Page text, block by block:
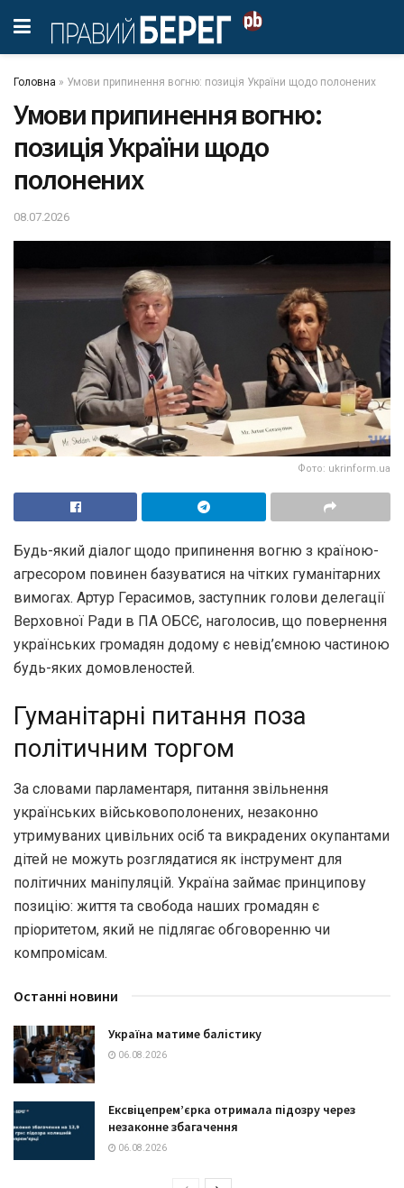
Головна » Умови припинення вогню: позиція України щодо полонених
Умови припинення вогню:
позиція України щодо
полонених
08.07.2026
Фото: ukrinform.ua
Будь-який діалог щодо припинення вогню з країною-
агресором повинен базуватися на чітких гуманітарних
вимогах. Артур Герасимов, заступник голови делегації
Верховної Ради в ПА ОБСЄ, наголосив, що повернення
українських громадян додому є невід’ємною частиною
будь-яких домовленостей.
Гуманітарні питання поза
політичним торгом
За словами парламентаря, питання звільнення
українських військовополонених, незаконно
утримуваних цивільних осіб та викрадених окупантами
дітей не можуть розглядатися як інструмент для
політичних маніпуляцій. Україна займає принципову
позицію: життя та свобода наших громадян є
пріоритетом, який не підлягає обговоренню чи
компромісам.
Останні новини
Україна матиме балістику
06.08.2026
Ексвіцепрем’єрка отримала підозру через
незаконне збагачення
06.08.2026